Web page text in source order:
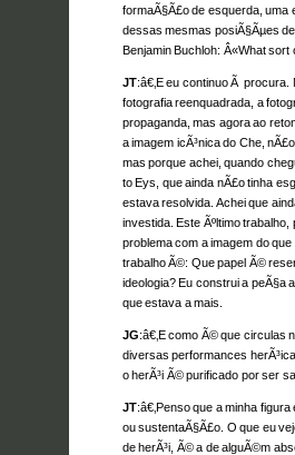
formaÃ§Ã£o de esquerda, uma
dessas mesmas posiÃ§Ãµes
Benjamin Buchloh: Â«What sort
JT:â€‚E eu continuo Ã
fotografia reenquadrada, a
propaganda, mas agora ao
a imagem icÃ³nica do Che,
mas porque achei, quando
to Eys, que ainda nÃ£o tinha
estava resolvida. Achei que
investida. Este Ãºltimo
problema com a imagem do
trabalho Ã©: Que papel Ã©
ideologia? Eu construi a peÃ§a
que estava a mais.
JG:â€‚E como Ã© que circulas
diversas performances
o herÃ³i Ã© purificado por ser
JT:â€‚Penso que a minha
ou sustentaÃ§Ã£o. O que eu
de herÃ³i, Ã© a de alguÃ©m